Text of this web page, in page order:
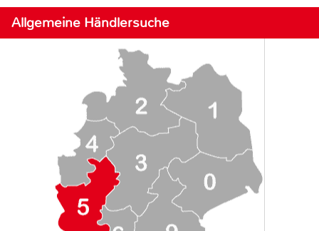
Allgemeine Händlersuche